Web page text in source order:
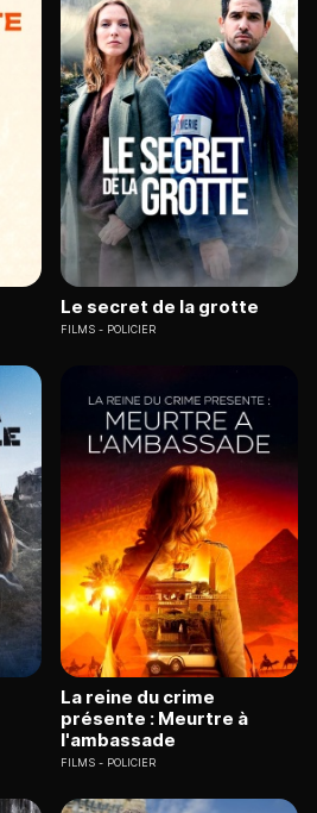
Le secret de la grotte
FILMS POLICIER
La reine du crime
présente : Meurtre à
l'ambassade
FILMS POLICIER